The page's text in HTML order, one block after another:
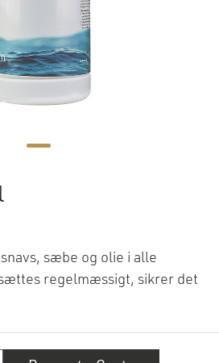
sæbe og olie i alle
regelmæssigt, sikrer det